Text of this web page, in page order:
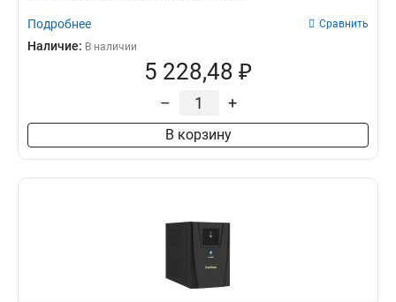
Подробнее Сравнить
Наличие: В наличии
5 228,48 ₽
– +
В корзину